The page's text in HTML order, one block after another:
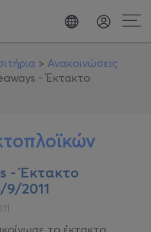
> Ανακοινώσεις
- Έκτακτο
- Έκτακτο
9/2011
το έκτακτο